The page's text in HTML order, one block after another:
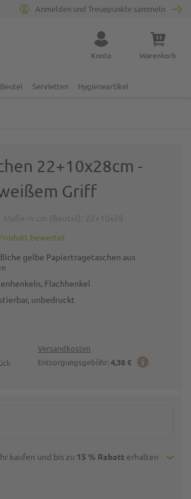
Anmelden und Treuepunkte sammeln
Konto Warenkorb
Servietten Hygieneartikel
22+10x28cm -
Griff
bewertet
gelbe Papiertragetaschen aus
Flachhenkel
unbedruckt
Versandkosten
Entsorgungsgebühr: 4,38 €
kaufen und bis zu 15 % Rabatterhalten